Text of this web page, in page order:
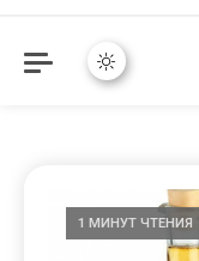
1 МИНУТ ЧТЕНИЯ